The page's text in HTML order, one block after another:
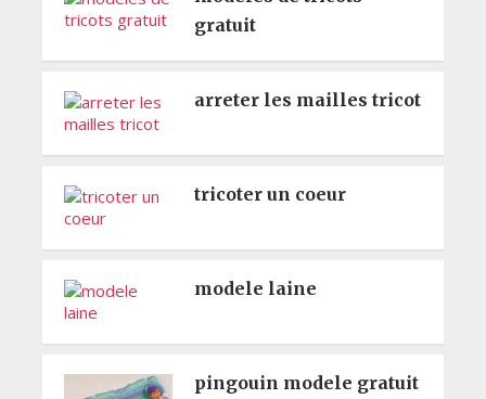
gratuit
arreter les mailles tricot
tricoter un coeur
modele laine
pingouin modele gratuit